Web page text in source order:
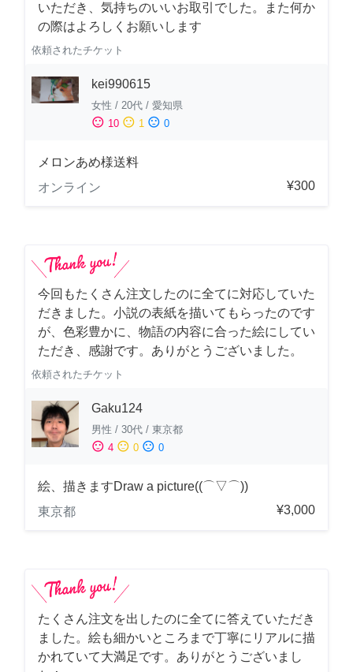
いただき、気持ちのいいお取引でした。また何か
の際はよろしくお願いします
依頼されたチケット
kei990615
女性 / 20代 / 愛知県
sentiment_satisfied 10 sentiment_neutral 1 sentiment_dissatisfied 0
メロンあめ様送料
オンライン
¥300
今回もたくさん注文したのに全てに対応していた
だきました。小説の表紙を描いてもらったのです
が、色彩豊かに、物語の内容に合った絵にしてい
ただき、感謝です。ありがとうございました。
依頼されたチケット
Gaku124
男性 / 30代 / 東京都
sentiment_satisfied 4 sentiment_neutral 0 sentiment_dissatisfied 0
絵、描きますDraw a picture((⌒▽⌒))
東京都
¥3,000
たくさん注文を出したのに全てに答えていただき
ました。絵も細かいところまで丁寧にリアルに描
かれていて大満足です。ありがとうございまし